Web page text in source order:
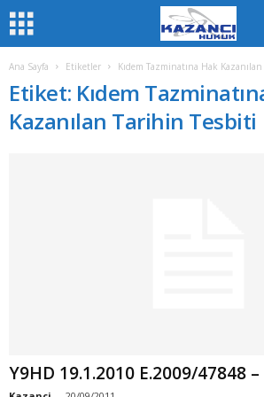
Ana Sayfa Etiketler Kıdem Tazminatına Hak
Etiket: Kıdem
Kazanılan Tarihin Tesbiti
Y9HD 19.1.2010 E.2009/47848